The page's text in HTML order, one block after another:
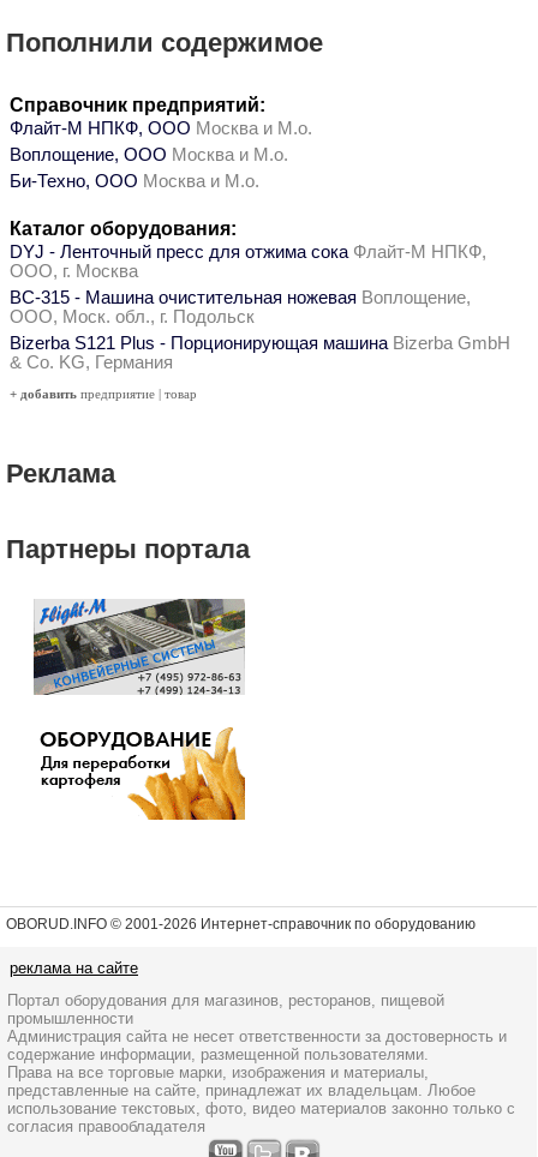
Пополнили содержимое
Справочник предприятий:
Флайт-М НПКФ, ООО Москва и М.о.
Воплощение, ООО Москва и М.о.
Би-Техно, ООО Москва и М.о.
Каталог оборудования:
DYJ - Ленточный пресс для отжима сока Флайт-М НПКФ,
ООО, г. Москва
ВС-315 - Машина очистительная ножевая Воплощение,
ООО, Моск. обл., г. Подольск
Bizerba S121 Plus - Порционирующая машина Bizerba GmbH
& Co. KG, Германия
+ добавить предприятие | товар
Реклама
Партнеры портала
OBORUD.INFO © 2001-2026 Интернет-справочник по оборудованию
реклама на сайте
Портал оборудования для магазинов, ресторанов, пищевой
промышленности
Администрация сайта не несет ответственности за достоверность и
содержание информации, размещенной пользователями.
Права на все торговые марки, изображения и материалы,
представленные на сайте, принадлежат их владельцам. Любое
использование текстовых, фото, видео материалов законно только с
согласия правообладателя